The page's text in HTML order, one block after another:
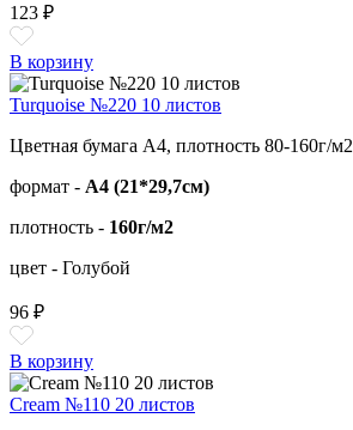
123 ₽
В корзину
Turquoise №220 10 листов
Цветная бумага А4, плотность 80-160г/м2
формат - А4 (21*29,7см)
плотность - 160г/м2
цвет - Голубой
96 ₽
В корзину
Cream №110 20 листов